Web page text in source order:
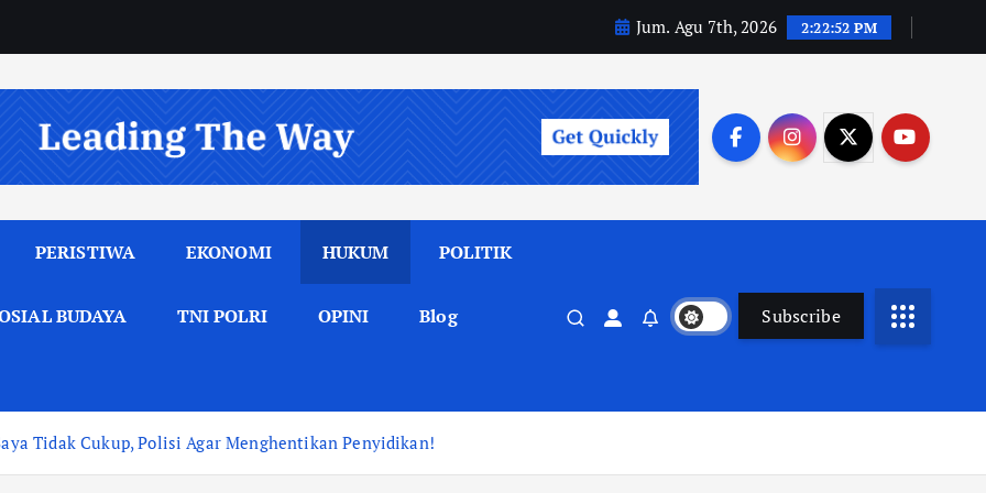
Jum. Agu 7th, 2026 2:22:53 PM
PERISTIWA EKONOMI HUKUM POLITIK
BUDAYA TNI POLRI OPINI Blog Subscribe
Tidak Cukup, Polisi Agar Menghentikan Penyidikan!